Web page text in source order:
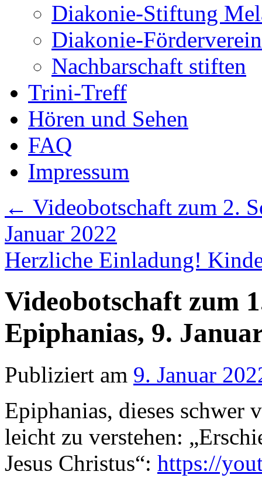
Diakonie-Stiftung
Diakonie-
Nachbarschaft stiften
Trini-Treff
Hören und Sehen
FAQ
Impressum
← Videobotschaft zum 2.
Januar 2022
Herzliche Einladung!
Videobotschaft zum
Epiphanias, 9.
Publiziert am 9. Januar
Epiphanias, dieses schwer
leicht zu verstehen:
Jesus Christus“: https://